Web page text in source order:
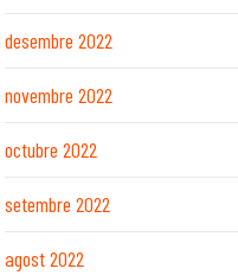
desembre 2022
novembre 2022
octubre 2022
setembre 2022
agost 2022